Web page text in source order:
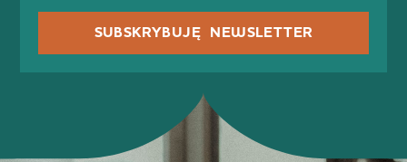
SUBSKRYBUJĘ NEWSLETTER